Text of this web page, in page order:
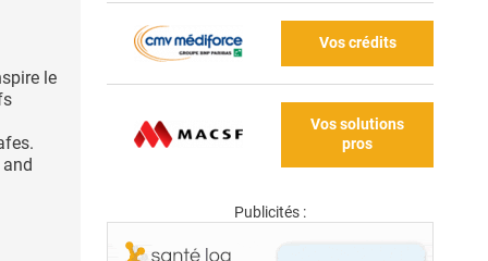
le
Vos crédits
Vos solutions
pros
Publicités :